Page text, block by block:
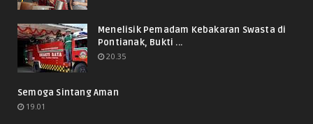
Menelisik Pemadam Kebakaran Swasta di
Pontianak, Bukti ...
20.35
Semoga Sintang Aman
19.01